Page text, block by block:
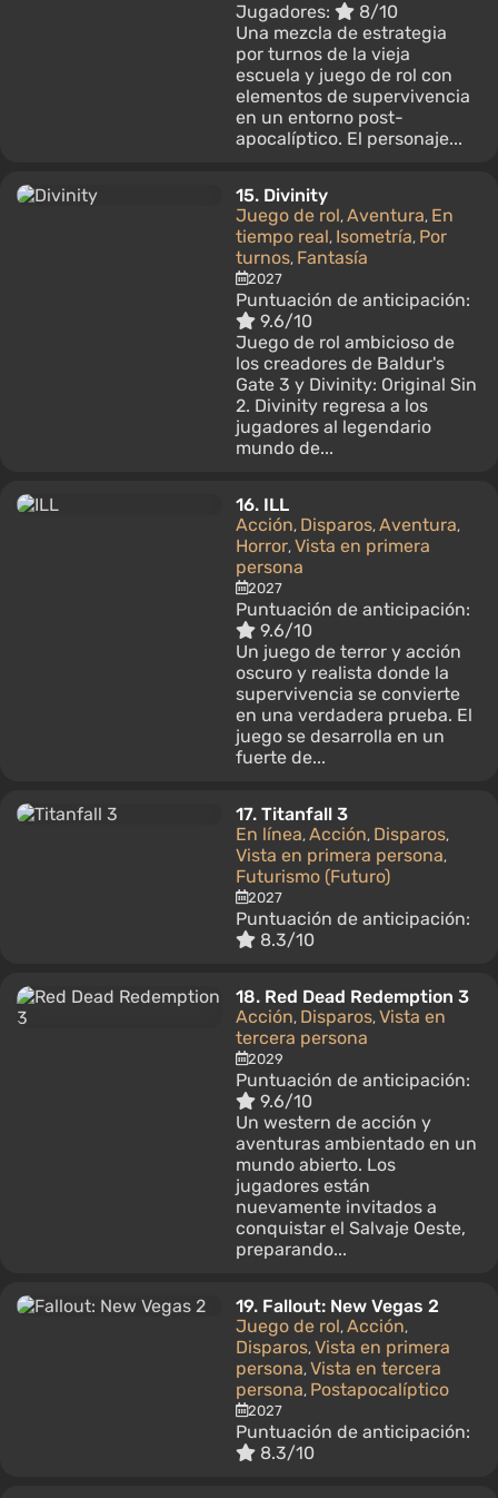
Jugadores:
8/10
Una mezcla de estrategia
por turnos de la vieja
escuela y juego de rol con
elementos de supervivencia
en un entorno post-
apocalíptico. El personaje...
15. Divinity
Juego de rol, Aventura, En
tiempo real, Isometría, Por
turnos, Fantasía
2027
Puntuación de anticipación:
9.6/10
Juego de rol ambicioso de
los creadores de Baldur's
Gate 3 y Divinity: Original Sin
2. Divinity regresa a los
jugadores al legendario
mundo de...
16. ILL
Acción, Disparos, Aventura,
Horror, Vista en primera
persona
2027
Puntuación de anticipación:
9.6/10
Un juego de terror y acción
oscuro y realista donde la
supervivencia se convierte
en una verdadera prueba. El
juego se desarrolla en un
fuerte de...
17. Titanfall 3
En línea, Acción, Disparos,
Vista en primera persona,
Futurismo (Futuro)
2027
Puntuación de anticipación:
8.3/10
18. Red Dead Redemption 3
Acción, Disparos, Vista en
tercera persona
2029
Puntuación de anticipación:
9.6/10
Un western de acción y
aventuras ambientado en un
mundo abierto. Los
jugadores están
nuevamente invitados a
conquistar el Salvaje Oeste,
preparando...
19. Fallout: New Vegas 2
Juego de rol, Acción,
Disparos, Vista en primera
persona, Vista en tercera
persona, Postapocalíptico
2027
Puntuación de anticipación:
8.3/10